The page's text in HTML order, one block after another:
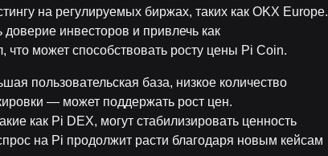
на регулируемых биржах, таких как OKX Europe.
доверие инвесторов и привлечь как
что может способствовать росту цены Pi Coin.
пользовательская база, низкое количество
— может поддержать рост цен.
как Pi DEX, могут стабилизировать ценность
на Pi продолжит расти благодаря новым кейсам